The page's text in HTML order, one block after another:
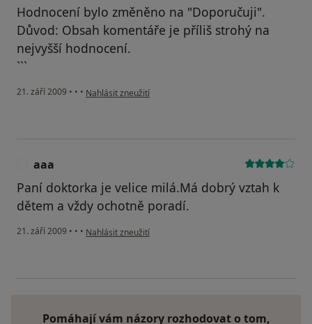
Hodnocení bylo změněno na "Doporučuji".
Důvod: Obsah komentáře je příliš strohý na
nejvyšší hodnocení.
```
21. září 2009 • • • podle názoru uživatele Pacient
Nahlásit zneužití
aaa
Paní doktorka je velice milá.Má dobrý vztah k
dětem a vždy ochotně poradí.
21. září 2009 • • • podle názoru uživatele aaa
Nahlásit zneužití
Pomáhají vám názory rozhodovat o tom,